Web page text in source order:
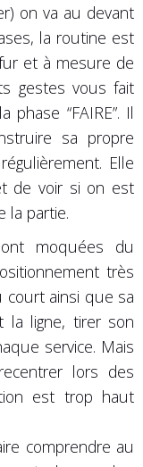
on va au devant
la routine est
et à mesure de
gestes vous fait
phase “FAIRE”. Il
sa propre
Elle
de voir si on est
la partie.
moquées du
très
ainsi que sa
la ligne, tirer son
service. Mais
lors des
est trop haut
comprendre au